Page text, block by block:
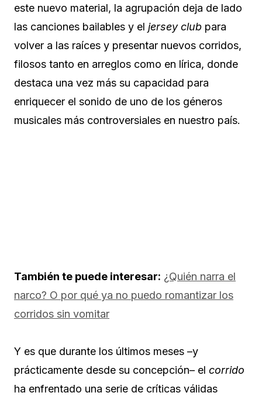
este nuevo material, la agrupación deja de lado
las canciones bailables y el jersey club para
volver a las raíces y presentar nuevos corridos,
filosos tanto en arreglos como en lírica, donde
destaca una vez más su capacidad para
enriquecer el sonido de uno de los géneros
musicales más controversiales en nuestro país.
También te puede interesar: ¿Quién narra el
narco? O por qué ya no puedo romantizar los
corridos sin vomitar
Y es que durante los últimos meses –y
prácticamente desde su concepción– el corrido
ha enfrentado una serie de críticas válidas